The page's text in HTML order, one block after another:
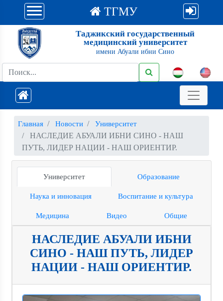
ТГМУ
Таджикский государственный
медицинский университет
имени Абуали ибни Сино
Главная Новости Университет
НАСЛЕДИЕ АБУАЛИ ИБНИ СИНО - НАШ
ПУТЬ, ЛИДЕР НАЦИИ - НАШ ОРИЕНТИР.
Университет Образование
Наука и инновация Воспитание и культура
Медицина Видео Общие
НАСЛЕДИЕ АБУАЛИ ИБНИ
СИНО - НАШ ПУТЬ, ЛИДЕР
НАЦИИ - НАШ ОРИЕНТИР.